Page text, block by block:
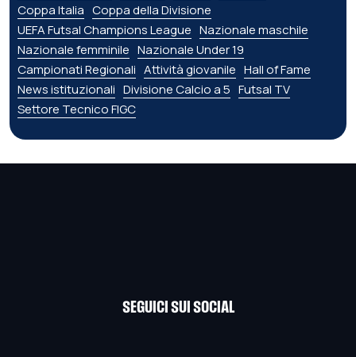
Coppa Italia Coppa della Divisione
UEFA Futsal Champions League Nazionale maschile
Nazionale femminile Nazionale Under 19
Campionati Regionali Attività giovanile Hall of Fame
News istituzionali Divisione Calcio a 5 Futsal TV
Settore Tecnico FIGC
SEGUICI SUI SOCIAL